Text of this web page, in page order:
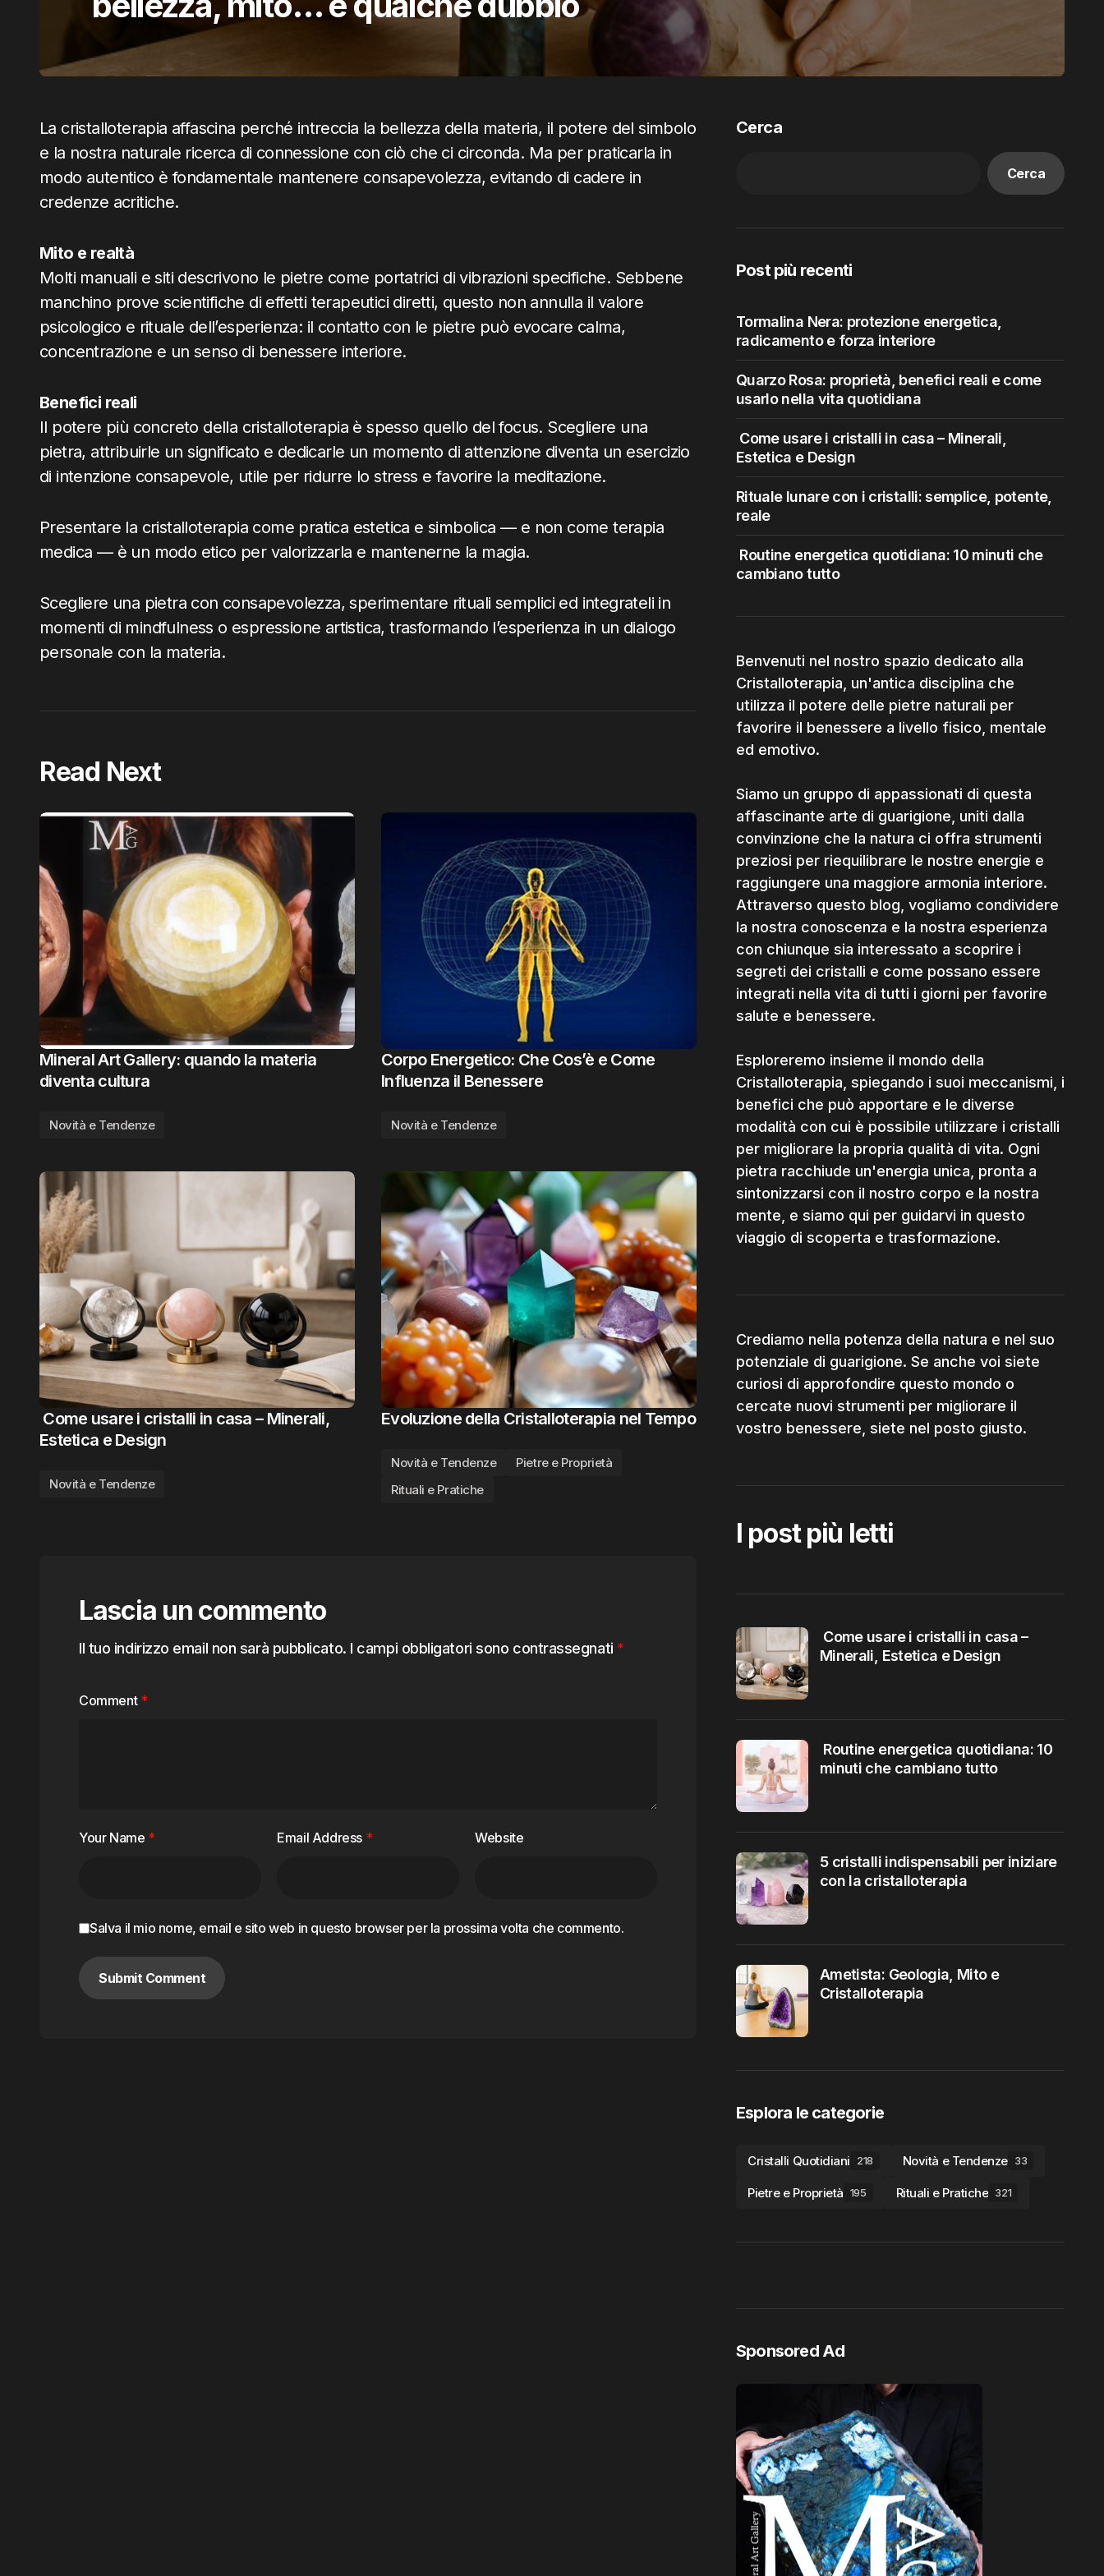
La cristalloterapia affascina perché intreccia la bellezza della materia, il potere del simbolo
e la nostra naturale ricerca di connessione con ciò che ci circonda. Ma per praticarla in
modo autentico è fondamentale mantenere consapevolezza, evitando di cadere in
credenze acritiche.
Mito e realtà
Molti manuali e siti descrivono le pietre come portatrici di vibrazioni specifiche. Sebbene
manchino prove scientifiche di effetti terapeutici diretti, questo non annulla il valore
psicologico e rituale dell’esperienza: il contatto con le pietre può evocare calma,
concentrazione e un senso di benessere interiore.
Benefici reali
Il potere più concreto della cristalloterapia è spesso quello del focus. Scegliere una
pietra, attribuirle un significato e dedicarle un momento di attenzione diventa un esercizio
di intenzione consapevole, utile per ridurre lo stress e favorire la meditazione.
Presentare la cristalloterapia come pratica estetica e simbolica — e non come terapia
medica — è un modo etico per valorizzarla e mantenerne la magia.
Scegliere una pietra con consapevolezza, sperimentare rituali semplici ed integrateli in
momenti di mindfulness o espressione artistica, trasformando l’esperienza in un dialogo
personale con la materia.
Read Next
Mineral Art Gallery: quando la materia
diventa cultura
Novità e Tendenze
Corpo Energetico: Che Cos’è e Come
Influenza il Benessere
Novità e Tendenze
Come usare i cristalli in casa – Minerali,
Estetica e Design
Novità e Tendenze
Evoluzione della Cristalloterapia nel Tempo
Novità e Tendenze
Pietre e Proprietà
Rituali e Pratiche
Lascia un commento
Il tuo indirizzo email non sarà pubblicato. I campi obbligatori sono contrassegnati *
Comment *
Your Name * Email Address * Website
Salva il mio nome, email e sito web in questo browser per la prossima volta che commento.
Submit Comment
Cerca
Cerca
Post più recenti
Tormalina Nera: protezione energetica,
radicamento e forza interiore
Quarzo Rosa: proprietà, benefici reali e come
usarlo nella vita quotidiana
Come usare i cristalli in casa – Minerali,
Estetica e Design
Rituale lunare con i cristalli: semplice, potente,
reale
Routine energetica quotidiana: 10 minuti che
cambiano tutto
Benvenuti nel nostro spazio dedicato alla
Cristalloterapia, un'antica disciplina che
utilizza il potere delle pietre naturali per
favorire il benessere a livello fisico, mentale
ed emotivo.
Siamo un gruppo di appassionati di questa
affascinante arte di guarigione, uniti dalla
convinzione che la natura ci offra strumenti
preziosi per riequilibrare le nostre energie e
raggiungere una maggiore armonia interiore.
Attraverso questo blog, vogliamo condividere
la nostra conoscenza e la nostra esperienza
con chiunque sia interessato a scoprire i
segreti dei cristalli e come possano essere
integrati nella vita di tutti i giorni per favorire
salute e benessere.
Esploreremo insieme il mondo della
Cristalloterapia, spiegando i suoi meccanismi, i
benefici che può apportare e le diverse
modalità con cui è possibile utilizzare i cristalli
per migliorare la propria qualità di vita. Ogni
pietra racchiude un'energia unica, pronta a
sintonizzarsi con il nostro corpo e la nostra
mente, e siamo qui per guidarvi in questo
viaggio di scoperta e trasformazione.
Crediamo nella potenza della natura e nel suo
potenziale di guarigione. Se anche voi siete
curiosi di approfondire questo mondo o
cercate nuovi strumenti per migliorare il
vostro benessere, siete nel posto giusto.
I post più letti
Come usare i cristalli in casa –
Minerali, Estetica e Design
Routine energetica quotidiana: 10
minuti che cambiano tutto
5 cristalli indispensabili per iniziare
con la cristalloterapia
Ametista: Geologia, Mito e
Cristalloterapia
Esplora le categorie
Cristalli Quotidiani 218 Novità e Tendenze 33
Pietre e Proprietà 195 Rituali e Pratiche 321
Sponsored Ad